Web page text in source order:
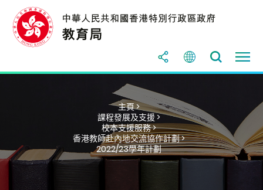
主頁 >
課程發展及支援 >
校本支援服務 >
香港教師赴內地交流協作計劃 >
2022/23學年計劃